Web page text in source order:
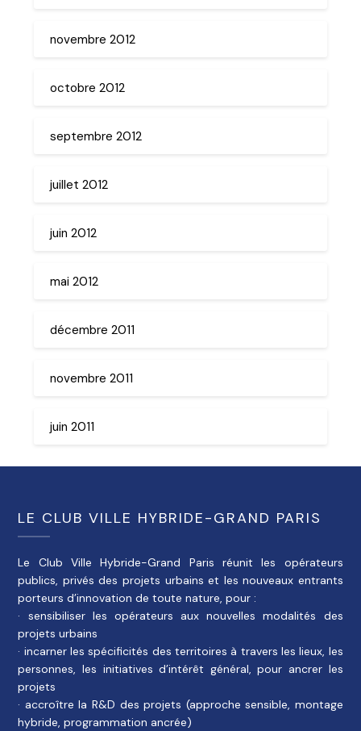
novembre 2012
octobre 2012
septembre 2012
juillet 2012
juin 2012
mai 2012
décembre 2011
novembre 2011
juin 2011
LE CLUB VILLE HYBRIDE-GRAND PARIS
Le Club Ville Hybride-Grand Paris réunit les opérateurs
publics, privés des projets urbains et les nouveaux entrants
porteurs d’innovation de toute nature, pour :
· sensibiliser les opérateurs aux nouvelles modalités des
projets urbains
· incarner les spécificités des territoires à travers les lieux, les
personnes, les initiatives d’intérêt général, pour ancrer les
projets
· accroître la R&D des projets (approche sensible, montage
hybride, programmation ancrée)